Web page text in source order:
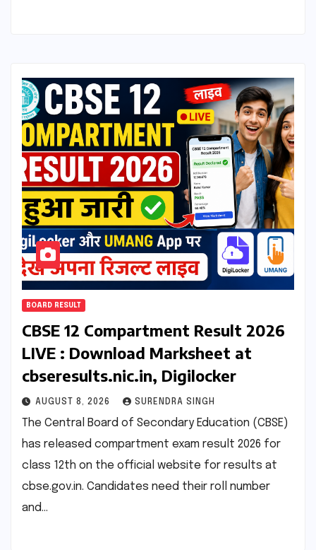
BOARD RESULT
CBSE 12 Compartment Result 2026
LIVE : Download Marksheet at
cbseresults.nic.in, Digilocker
AUGUST 8, 2026 SURENDRA SINGH
The Central Board of Secondary Education (CBSE)
has released compartment exam result 2026 for
class 12th on the official website for results at
cbse.gov.in. Candidates need their roll number
and…